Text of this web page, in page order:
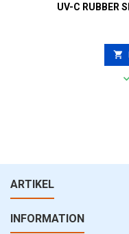
UV-C RUBBER

ARTIKEL
INFORMATION